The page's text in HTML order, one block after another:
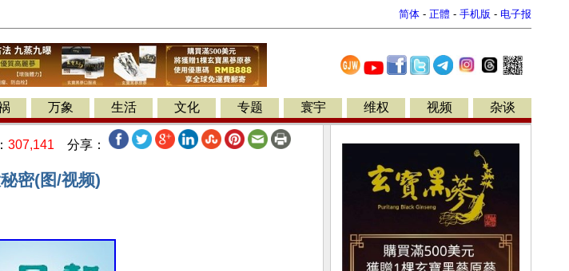
简体 - 正體 - 手机版 - 电子报
万象 生活 文化 专题 寰宇 维权 视频 杂谈
307,141 分享：
密(图/视频)